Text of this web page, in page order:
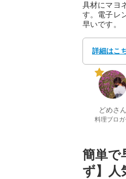
具材にマヨ
す。電子レ
早いです。
詳細はこ
どめさん
料理ブロガ
簡単で
ず】人